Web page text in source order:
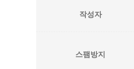
작성자
스팸방지